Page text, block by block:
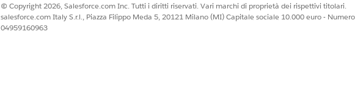
© Copyright 2026, Salesforce.com Inc. Tutti i diritti riservati. Vari marchi di proprietà dei rispettivi titolari.
salesforce.com Italy S.r.l., Piazza Filippo Meda 5, 20121 Milano (MI) Capitale sociale 10.000 euro -
04959160963